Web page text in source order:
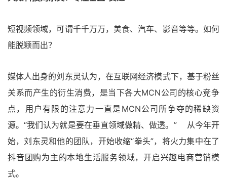
短视频领域，可谓千千万万，美食、汽车、影音等等。如何
能脱颖而出？
媒体人出身的刘东灵认为，在互联网经济模式下，基于粉丝
关系而产生的衍生消费，是当下各大MCN公司的核心竞争
点，用户有限的注意力一直是MCN公司所争夺的稀缺资
源。“我们认为就是要在垂直领域做精、做透。” 从今年开
始，刘东灵和他的团队，开始收缩“拳头”，将火力集中在了
抖音团购为主的本地生活服务领域，开启兴趣电商营销模
式。